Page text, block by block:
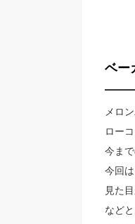
ベー
メロ
ロー
今ま
今回は
見た
など